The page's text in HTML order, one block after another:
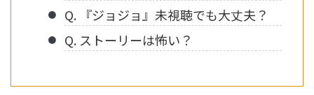
Q. 『ジョジョ』未視聴でも大丈夫？
Q. ストーリーは怖い？